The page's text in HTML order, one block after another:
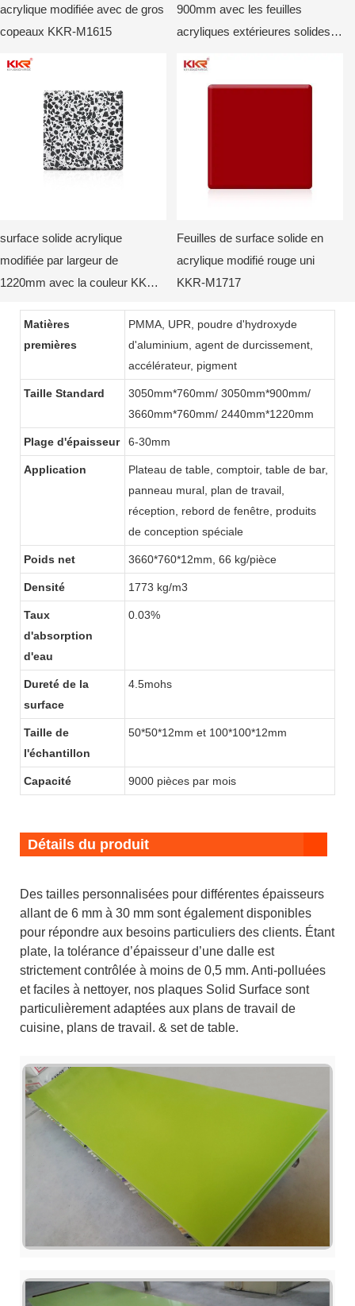
acrylique modifiée avec de gros
copeaux KKR-M1615
900mm avec les feuilles
acryliques extérieures solides
surface solide acrylique
modifiée par largeur de
1220mm avec la couleur KKR-
Feuilles de surface solide en
acrylique modifié rouge uni
KKR-M1717
Matières
premières
PMMA, UPR, poudre d'hydroxyde
d'aluminium, agent de durcissement,
accélérateur, pigment
Taille Standard
3050mm*760mm/ 3050mm*900mm/
3660mm*760mm/ 2440mm*1220mm
Plage d'épaisseur 6-30mm
Application
Plateau de table, comptoir, table de bar,
panneau mural, plan de travail,
réception, rebord de fenêtre, produits
de conception spéciale
Poids net 3660*760*12mm, 66 kg/pièce
Densité 1773 kg/m3
Taux
d'absorption
d'eau
0.03%
Dureté de la
surface
4.5mohs
Taille de
l'échantillon
50*50*12mm et 100*100*12mm
Capacité 9000 pièces par mois
Détails du produit
Des tailles personnalisées pour différentes épaisseurs
allant de 6 mm à 30 mm sont également disponibles
pour répondre aux besoins particuliers des clients. Étant
plate, la tolérance d’épaisseur d’une dalle est
strictement contrôlée à moins de 0,5 mm. Anti-polluées
et faciles à nettoyer, nos plaques Solid Surface sont
particulièrement adaptées aux plans de travail de
cuisine, plans de travail. & set de table.